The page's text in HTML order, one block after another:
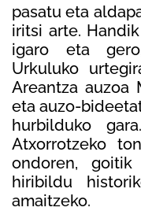
pasatu eta
iritsi arte.
igaro eta
Urkuluko
Areantza auzoa
eta auzo-
hurbilduko
Atxorrotzeko
ondoren, goitik
hiribildu
amaitzeko.